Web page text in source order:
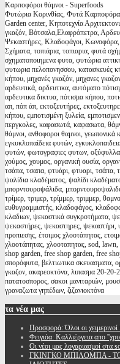
Καρποφόροι θάμνοι - Superfoods
Φυτώρια Κορινθίας, Φυτά
Garden center, Κηποτεχνία
γκαζόν, Βότσαλα,Ελαφρόπετρα,
Ψεκαστήρες, Κλαδοφάγοι, Κωνοφόρα,
Σχήματα, τοπιάρια, τοπιαρια, φυτά
σχηματοποιημενα φυτα, φυτώρια
φυτωρια πελοπονησσου, κατασκευές
κήπου, μηχανές γκαζόν, μηχανες
αρδευτικά, αρδευτικα, αυτόματο
αρδευτικα δικτυα, πότισμα κήπου,
απ, πόπ άπ, εκτοξευτήρες,
κήπου, εμποτισμένη ξυλεία,
περγκολες, καφασωτά, καφασωτα,
θάμνοι, ανθοφοροι θαμνοι,
εγκυκλοπαίδεια φυτών,
φυτών, φωτογραφιες φυτων,
χούμος, χουμος, οργανική ουσία,
τσάπα, τσαπα, φτυάρι, φτυαρι, τσάπα,
ψαλίδια κλαδέματος, ψαλίδι
μπορντουροψάλιδα,
τρίμερ, τριμερ, τρίμμερ, τριμμερ,
ευθυγραμμιστής, κλαδοφάγος,
κλαδιων, ψεκαστικά συγκροτήματα,
ψεκαστήρες, ψεκαστηρες, ψεκαστήρι,
προπιεσης, έτοιμος χλοοτάπητας,
χλοοτάπητας, χλοοταπητας, sod,
shop garden, free shop garden, free
σπορόφυτα, βελτιωτικα σκευασματα,
γκαζον, ακαρεοκτόνα, λιπασμα 20-
πατατοσπορος, σακοι μανιταριών,
γραναζωτα γηπέδων, ζιζανιοκτόνα
τα νέα μας
Προσφορά: Όλοι οι
Φειγιόα: Καλλιέργεια απο
Oι νέοι μας λογαριασμοί στα
ΓΚΙΝΓΚΟ ΜΠΙΛΟΜΠΑ -